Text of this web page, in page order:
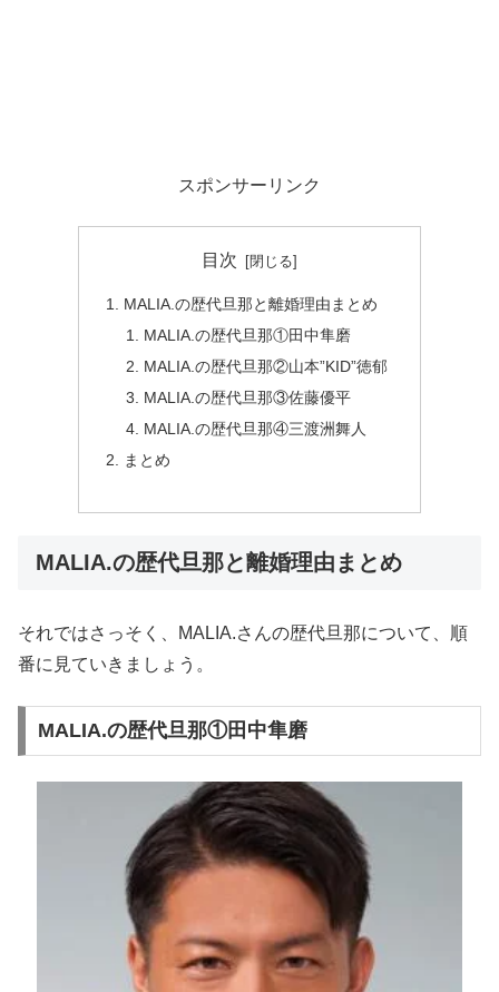
スポンサーリンク
目次
MALIA.の歴代旦那と離婚理由まとめ
MALIA.の歴代旦那①田中隼磨
MALIA.の歴代旦那②山本”KID”徳郁
MALIA.の歴代旦那③佐藤優平
MALIA.の歴代旦那④三渡洲舞人
まとめ
MALIA.の歴代旦那と離婚理由まとめ
それではさっそく、MALIA.さんの歴代旦那について、順
番に見ていきましょう。
MALIA.の歴代旦那①田中隼磨